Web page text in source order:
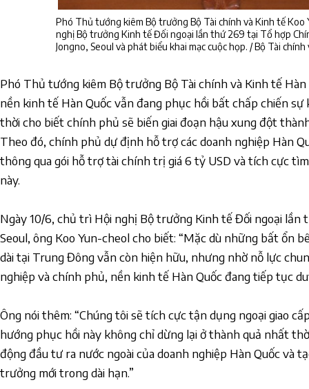
Phó Thủ tướng kiêm Bộ trưởng Bộ Tài chính và Kinh tế Koo
nghị Bộ trưởng Kinh tế Đối ngoại lần thứ 269 tại Tổ hợp
Jongno, Seoul và phát biểu khai mạc cuộc họp. / Bộ Tài
Phó Thủ tướng kiêm Bộ trưởng Bộ Tài chính và Kinh tế Hàn
nền kinh tế Hàn Quốc vẫn đang phục hồi bất chấp chiến
thời cho biết chính phủ sẽ biến giai đoạn hậu xung đột
Theo đó, chính phủ dự định hỗ trợ các doanh nghiệp Hàn
thông qua gói hỗ trợ tài chính trị giá 6 tỷ USD và tích cực
này.
Ngày 10/6, chủ trì Hội nghị Bộ trưởng Kinh tế Đối ngoại lần
Seoul, ông Koo Yun-cheol cho biết: “Mặc dù những bất ổn
dài tại Trung Đông vẫn còn hiện hữu, nhưng nhờ nỗ lực
nghiệp và chính phủ, nền kinh tế Hàn Quốc đang tiếp tục
Ông nói thêm: “Chúng tôi sẽ tích cực tận dụng ngoại giao
hướng phục hồi này không chỉ dừng lại ở thành quả nhất
động đầu tư ra nước ngoài của doanh nghiệp Hàn Quốc và
trưởng mới trong dài hạn.”